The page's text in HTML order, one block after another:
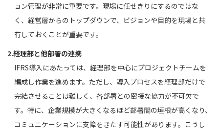
ョン管理が非常に重要です。現場に任せきりにするのではな
く、経営層からのトップダウンで、ビジョンや目的を現場と共
有しておくことが重要です。
2.経理部と他部署の連携
IFRS導入にあたっては、経理部を中心にプロジェクトチームを
編成し作業を進めます。ただし、導入プロセスを経理部だけで
完結させることは難しく、各部署との密接な協力が不可欠で
す。特に、企業規模が大きくなるほど部署間の垣根が高くなり、
コミュニケーションに支障をきたす可能性があります。こうし